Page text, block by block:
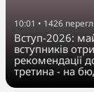
10:01 • 1426
Вступ-2026:
вступників
рекомендації
третина - на